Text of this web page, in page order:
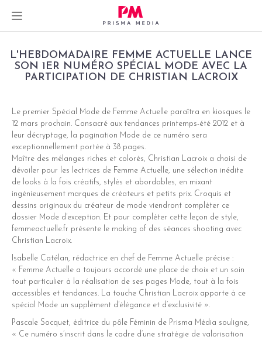
Skip
content
L'HEBDOMADAIRE FEMME ACTUELLE LANCE
SON 1ER NUMÉRO SPÉCIAL MODE AVEC LA
PARTICIPATION DE CHRISTIAN LACROIX
Le premier Spécial Mode de Femme Actuelle paraîtra en kiosques le
12 mars prochain. Consacré aux tendances printemps-été 2012 et à
leur décryptage, la pagination Mode de ce numéro sera
exceptionnellement portée à 38 pages.
Maître des mélanges riches et colorés, Christian Lacroix a choisi de
dévoiler pour les lectrices de Femme Actuelle, une sélection inédite
de looks à la fois créatifs, stylés et abordables, en mixant
ingénieusement marques de créateurs et petits prix. Croquis et
dessins originaux du créateur de mode viendront compléter ce
dossier Mode d’exception. Et pour compléter cette leçon de style,
femmeactuelle.fr présente le making of des séances shooting avec
Christian Lacroix.
Isabelle Catélan, rédactrice en chef de Femme Actuelle précise :
« Femme Actuelle a toujours accordé une place de choix et un soin
tout particulier à la réalisation de ses pages Mode, tout à la fois
accessibles et tendances. La touche Christian Lacroix apporte à ce
spécial Mode un supplément d’élégance et d’exclusivité ».
Pascale Socquet, éditrice du pôle Féminin de Prisma Média souligne,
« Ce numéro s’inscrit dans le cadre d’une stratégie de valorisation